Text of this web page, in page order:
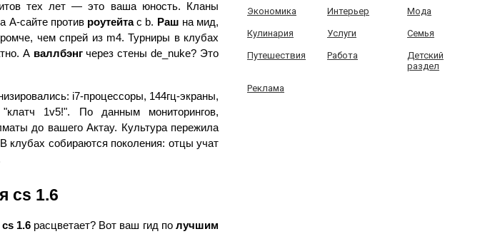
тех лет — это ваша юность. Кланы
А-сайте против роутейта с b. Раш
чем спрей из m4. Турниры в клубах
А валлбэнг через стены de_nuke? Это
i7-процессоры, 144гц-экраны,
1v5!". По данным мониторингов,
до вашего Актау. Культура пережила
клубах собираются поколения: отцы учат
cs 1.6
cs 1.6 расцветает? Вот ваш гид по лучшим
Экономика Интерьер Мода
Кулинария Услуги Семья
Путешествия Работа
Детский
раздел
Реклама